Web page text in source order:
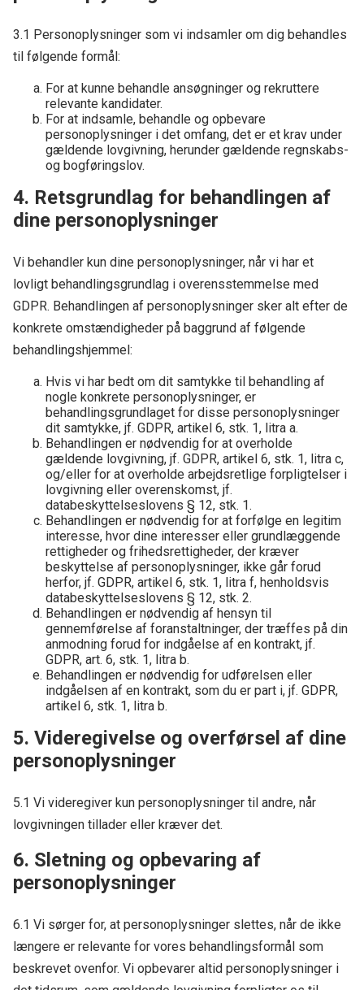
3.1 Personoplysninger som vi indsamler om dig behandles
til følgende formål:
For at kunne behandle ansøgninger og rekruttere
relevante kandidater.
For at indsamle, behandle og opbevare
personoplysninger i det omfang, det er et krav under
gældende lovgivning, herunder gældende regnskabs-
og bogføringslov.
4. Retsgrundlag for behandlingen af
dine personoplysninger
Vi behandler kun dine personoplysninger, når vi har et
lovligt behandlingsgrundlag i overensstemmelse med
GDPR. Behandlingen af personoplysninger sker alt efter de
konkrete omstændigheder på baggrund af følgende
behandlingshjemmel:
Hvis vi har bedt om dit samtykke til behandling af
nogle konkrete personoplysninger, er
behandlingsgrundlaget for disse personoplysninger
dit samtykke, jf. GDPR, artikel 6, stk. 1, litra a.
Behandlingen er nødvendig for at overholde
gældende lovgivning, jf. GDPR, artikel 6, stk. 1, litra c,
og/eller for at overholde arbejdsretlige forpligtelser i
lovgivning eller overenskomst, jf.
databeskyttelseslovens § 12, stk. 1.
Behandlingen er nødvendig for at forfølge en legitim
interesse, hvor dine interesser eller grundlæggende
rettigheder og frihedsrettigheder, der kræver
beskyttelse af personoplysninger, ikke går forud
herfor, jf. GDPR, artikel 6, stk. 1, litra f, henholdsvis
databeskyttelseslovens § 12, stk. 2.
Behandlingen er nødvendig af hensyn til
gennemførelse af foranstaltninger, der træffes på din
anmodning forud for indgåelse af en kontrakt, jf.
GDPR, art. 6, stk. 1, litra b.
Behandlingen er nødvendig for udførelsen eller
indgåelsen af en kontrakt, som du er part i, jf. GDPR,
artikel 6, stk. 1, litra b.
5. Videregivelse og overførsel af dine
personoplysninger
5.1 Vi videregiver kun personoplysninger til andre, når
lovgivningen tillader eller kræver det.
6. Sletning og opbevaring af
personoplysninger
6.1 Vi sørger for, at personoplysninger slettes, når de ikke
længere er relevante for vores behandlingsformål som
beskrevet ovenfor. Vi opbevarer altid personoplysninger i